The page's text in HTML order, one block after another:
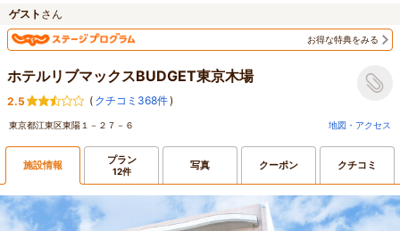
ゲスト さん
お得な特典をみる
ホテルリブマックスBUDGET東京木場
2.5 ( クチコミ368件)
東京都江東区東陽１－２７－６ 地図・アクセス
施設情報 プラン
12件 写真 クーポン クチコミ